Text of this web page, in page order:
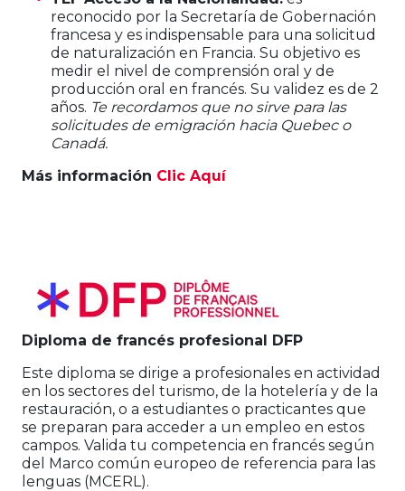
reconocido por la Secretaría de Gobernación
francesa y es indispensable para una solicitud
de naturalización en Francia. Su objetivo es
medir el nivel de comprensión oral y de
producción oral en francés. Su validez es de 2
años. Te recordamos que no sirve para las
solicitudes de emigración hacia Quebec o
Canadá.
Más información Clic Aquí
Diploma de francés profesional DFP
Este diploma se dirige a profesionales en actividad
en los sectores del turismo, de la hotelería y de la
restauración, o a estudiantes o practicantes que
se preparan para acceder a un empleo en estos
campos. Valida tu competencia en francés según
del Marco común europeo de referencia para las
lenguas (MCERL).